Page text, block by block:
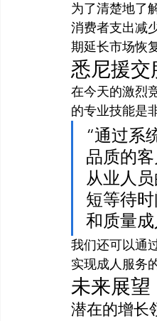
为了清楚地了
消费者支出减
期延长市场恢
悉尼援交
在今天的激烈
的专业技能是
“通过系
品质的
从业人
短等待
和质量
我们还可以通
实现成人服务
未来展望
潜在的增长